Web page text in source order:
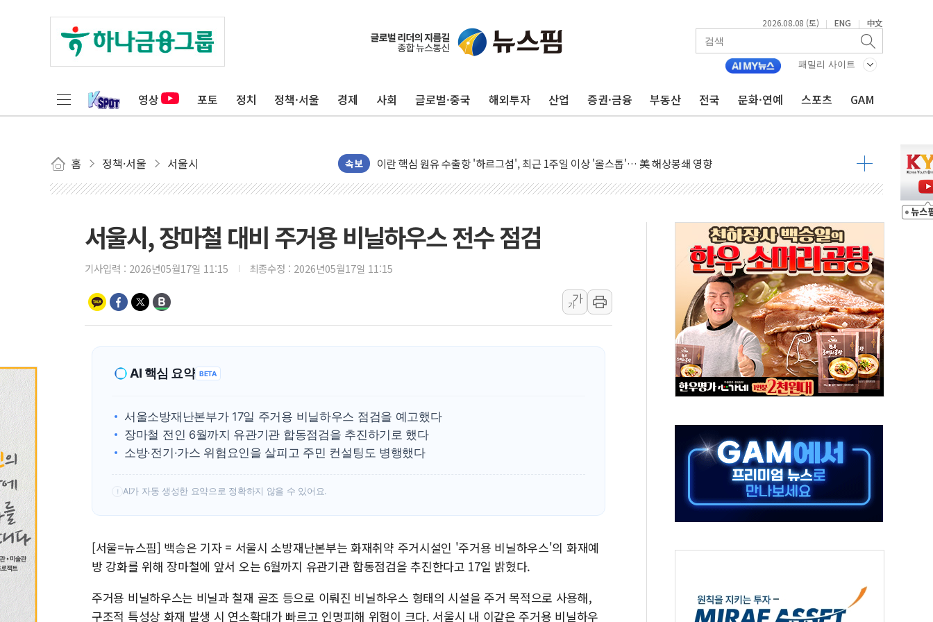
2026.08.08 (토) | ENG | 中文
패밀리 사이트
영상 포토 정치 정책·서울 경제 사회 글로벌·중국 해외투자 산업 증권·금융 부동산 전국 문화·연예 스포츠 GAM
홈 정책·서울 서울시 속보
유럽증시, 美 고용 예상 밖 부진에 연준 금리 인상 가능성 낮아지며 상승… STOXX 600 지수는 나흘 연속 최고치
미 연준 매파 기세 꺾이나…고용 감소에 9월 동결 전망 우세
트럼프, 백신·자폐증 행정명령 검토…"이르면 다음 주"
美 항소법원, 백악관 무도회장 공사 중단 명령…트럼프 제동
美 고용 쇼크에 엔화 장중 급등…시장은 "또 개입했나" 촉각
[AI MY 뉴스] 뉴욕 반도체주 프리뷰...美 고용 쇼크에 반도체주 '활짝'
[종합] 美 7월 고용 2만3000명 감소 '쇼크'…9월 금리 인상 기대 후퇴
[사진] 이슬람 수니파 3개국, 공동방위협정 체결
뉴욕증시 개장 전 특징주...아틀라시안·클라우드플레어·태양광주↑ VS 트레이드데스크·웬디스↓
보훈부, 미 DPAA와 MOU… "6·25 미군 실종자 7359명 끝까지 찾겠다"
트럼프 "금리 내려야"…파월 때와 달리 워시엔 톤 낮춰
특정 정치인 측근 포항시 정책특보 내정설...포항시 '시끌'
李 "해남 태양광, 대한민국 다음 100년 밑거름…수도권 집중 완화 전환점"
李 대통령, '6시간 마라톤 부동산 2차 회의' 주재… "전폭적 공급 확대·속도전 총력"
[사진] 빈살만과 에르도안의 만남
이란와이어 "이란 최고지도자 위독…곧 사망해도 놀랍지 않아"
서울시, 장마철 대비 주거용 비닐하우스 전수 점검
기사입력 : 2026년05월17일 11:15 최종수정 : 2026년05월17일 11:15
가
가
AI 핵심 요약 BETA
서울소방재난본부가 17일 주거용 비닐하우스 점검을 예고했다
장마철 전인 6월까지 유관기관 합동점검을 추진하기로 했다
소방·전기·가스 위험요인을 살피고 주민 컨설팅도 병행했다
! AI가 자동 생성한 요약으로 정확하지 않을 수 있어요.
[서울=뉴스핌] 백승은 기자 = 서울시 소방재난본부는 화재취약 주거시설인 '주거용 비닐하우스'의 화재예
방 강화를 위해 장마철에 앞서 오는 6월까지 유관기관 합동점검을 추진한다고 17일 밝혔다.
주거용 비닐하우스는 비닐과 철재 골조 등으로 이뤄진 비닐하우스 형태의 시설을 주거 목적으로 사용해,
구조적 특성상 화재 발생 시 연소확대가 빠르고 인명피해 위험이 크다. 서울시 내 이같은 주거용 비닐하우